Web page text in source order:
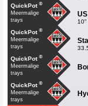
QuickPot ®
Meermalige
trays
US
10"
QuickPot ®
Meermalige
trays
QuickPot ®
Meermalige
trays
QuickPot ®
Meermalige
trays